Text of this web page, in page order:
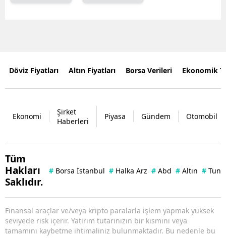
Döviz Fiyatları Altın Fiyatları Borsa Verileri Ekonomik
Ekonomi
Şirket
Haberleri
Piyasa Gündem Otomobil
Tüm
Hakları
Saklıdır.
# Borsa İstanbul # Halka Arz # Abd # Altın #
Finansal araçlar ve/veya kripto paralarla işlem yapmak yüksek
seviyede risk içerir. Yatırım tutarınızın bir kısmını veya
tamamını kaybetme ihtimaliniz bulunmaktadır. Bu nedenle bu